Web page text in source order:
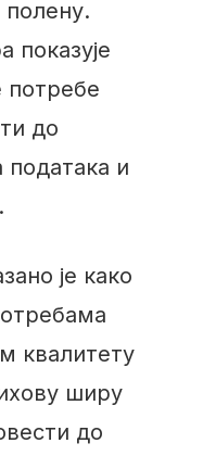
показује
потребе
до
и
је како
квалитету
ширу
до